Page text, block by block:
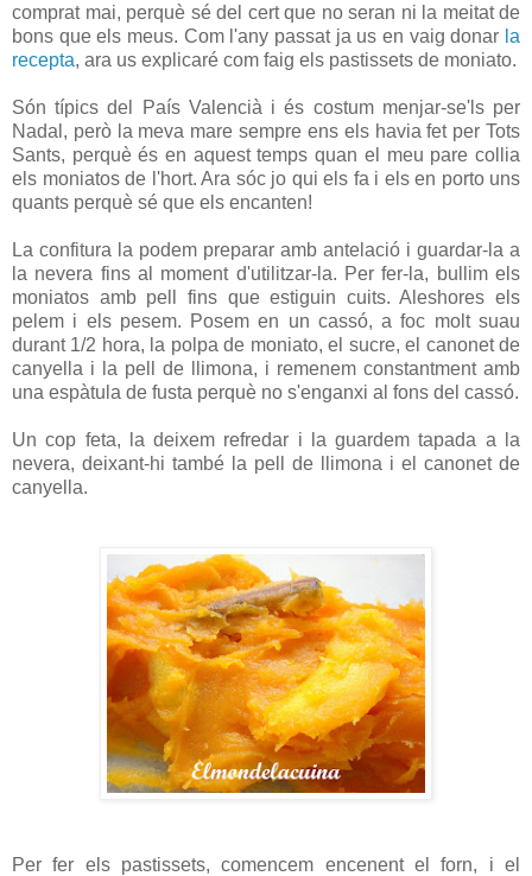
comprat mai, perquè sé del cert que no seran ni la meitat de
bons que els meus. Com l'any passat ja us en vaig donar la
recepta, ara us explicaré com faig els pastissets de moniato.
Són típics del País Valencià i és costum menjar-se'ls per
Nadal, però la meva mare sempre ens els havia fet per Tots
Sants, perquè és en aquest temps quan el meu pare collia
els moniatos de l'hort. Ara sóc jo qui els fa i els en porto uns
quants perquè sé que els encanten!
La confitura la podem preparar amb antelació i guardar-la a
la nevera fins al moment d'utilitzar-la. Per fer-la, bullim els
moniatos amb pell fins que estiguin cuits. Aleshores els
pelem i els pesem. Posem en un cassó, a foc molt suau
durant 1/2 hora, la polpa de moniato, el sucre, el canonet de
canyella i la pell de llimona, i remenem constantment amb
una espàtula de fusta perquè no s'enganxi al fons del cassó.
Un cop feta, la deixem refredar i la guardem tapada a la
nevera, deixant-hi també la pell de llimona i el canonet de
canyella.
Per fer els pastissets, comencem encenent el forn, i el